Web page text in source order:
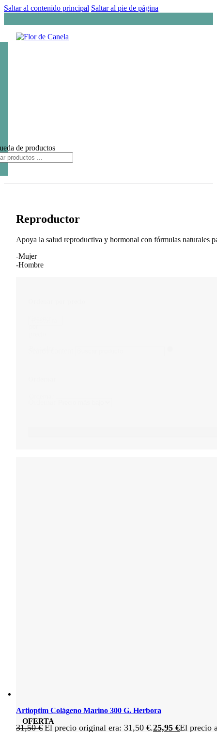
Saltar al contenido principal Saltar al pie de página
de productos
Reproductor
Apoya la salud reproductiva y hormonal con fórmulas naturales
-Mujer
-Hombre
OFERTA
Artioptim Colágeno Marino 300 G. Herbora
31,50€ El precio original era: 31,50 €.25,95 €El precio